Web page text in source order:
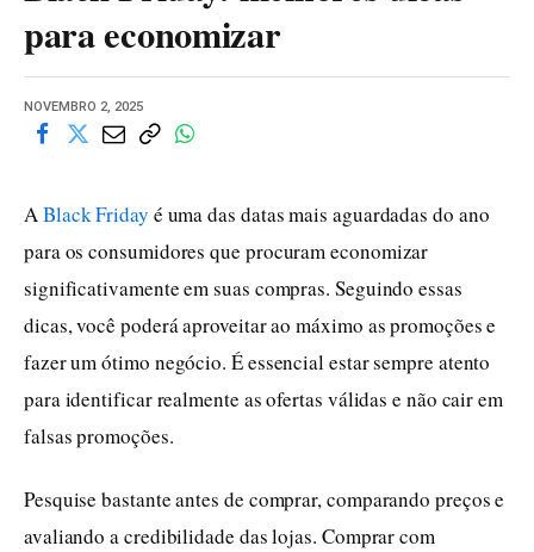
para economizar
NOVEMBRO 2, 2025
ABlack Friday é uma das datas mais aguardadas do ano
para os consumidores que procuram economizar
significativamente em suas compras. Seguindo essas
dicas, você poderá aproveitar ao máximo as promoções e
fazer um ótimo negócio. É essencial estar sempre atento
para identificar realmente as ofertas válidas e não cair em
falsas promoções.
Pesquise bastante antes de comprar, comparando preços e
avaliando a credibilidade das lojas. Comprar com